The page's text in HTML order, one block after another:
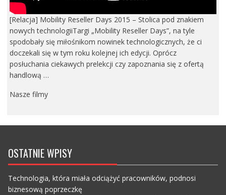
[Relacja] Mobility Reseller Days 2015 – Stolica pod znakiem
nowych technologiiTargi „Mobility Reseller Days”, na tyle
spodobały się miłośnikom nowinek technologicznych, że ci
doczekali się w tym roku kolejnej ich edycji. Oprócz
posłuchania ciekawych prelekcji czy zapoznania się z ofertą
handlową …
Nasze filmy
OSTATNIE WPISY
Technologia, która miała odciążyć pracowników, podnosi
biznesową poprzeczkę